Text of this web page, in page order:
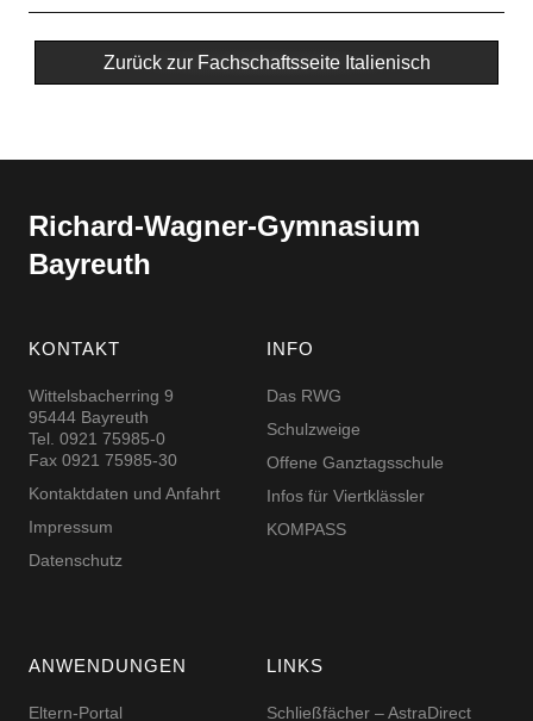
Zurück zur Fachschaftsseite Italienisch
Richard-​​Wagner-​​Gymnasium
Bayreuth
KONTAKT
Wittelsbacherring 9
95444 Bayreuth
Tel. 0921 75985-0
Fax 0921 75985-30
Kontaktdaten und Anfahrt
Impressum
Datenschutz
INFO
Das RWG
Schulzweige
Offene Ganztagsschule
Infos für Viertklässler
KOMPASS
ANWENDUNGEN
Eltern-Portal
LINKS
Schließfächer – AstraDirect